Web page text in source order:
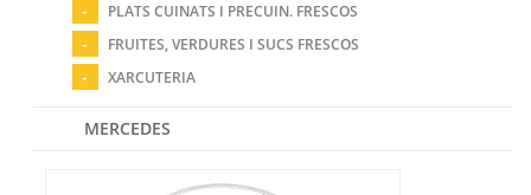
PLATS CUINATS I PRECUIN. FRESCOS
FRUITES, VERDURES I SUCS FRESCOS
XARCUTERIA
MERCEDES